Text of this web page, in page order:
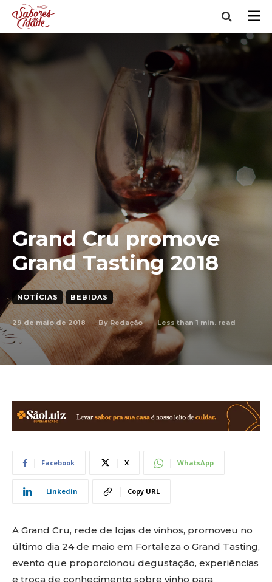
Grand Cru promove
Grand Tasting 2018
NOTÍCIAS BEBIDAS
29 de maio de 2018 By Redação Less than 1 min. read
Facebook X WhatsApp
Linkedin Copy URL
A Grand Cru, rede de lojas de vinhos, promoveu no
último dia 24 de maio em Fortaleza o Grand Tasting,
evento que proporcionou degustação, experiências
e troca de conhecimento sobre vinho para